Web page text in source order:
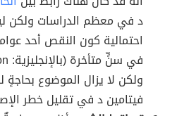
د في معظم الدراسات ولكن
احتمالية كون النقص أحد
ولكن لا يزال الموضوع بحاجةٍ
فيتامين د في تقليل خطر